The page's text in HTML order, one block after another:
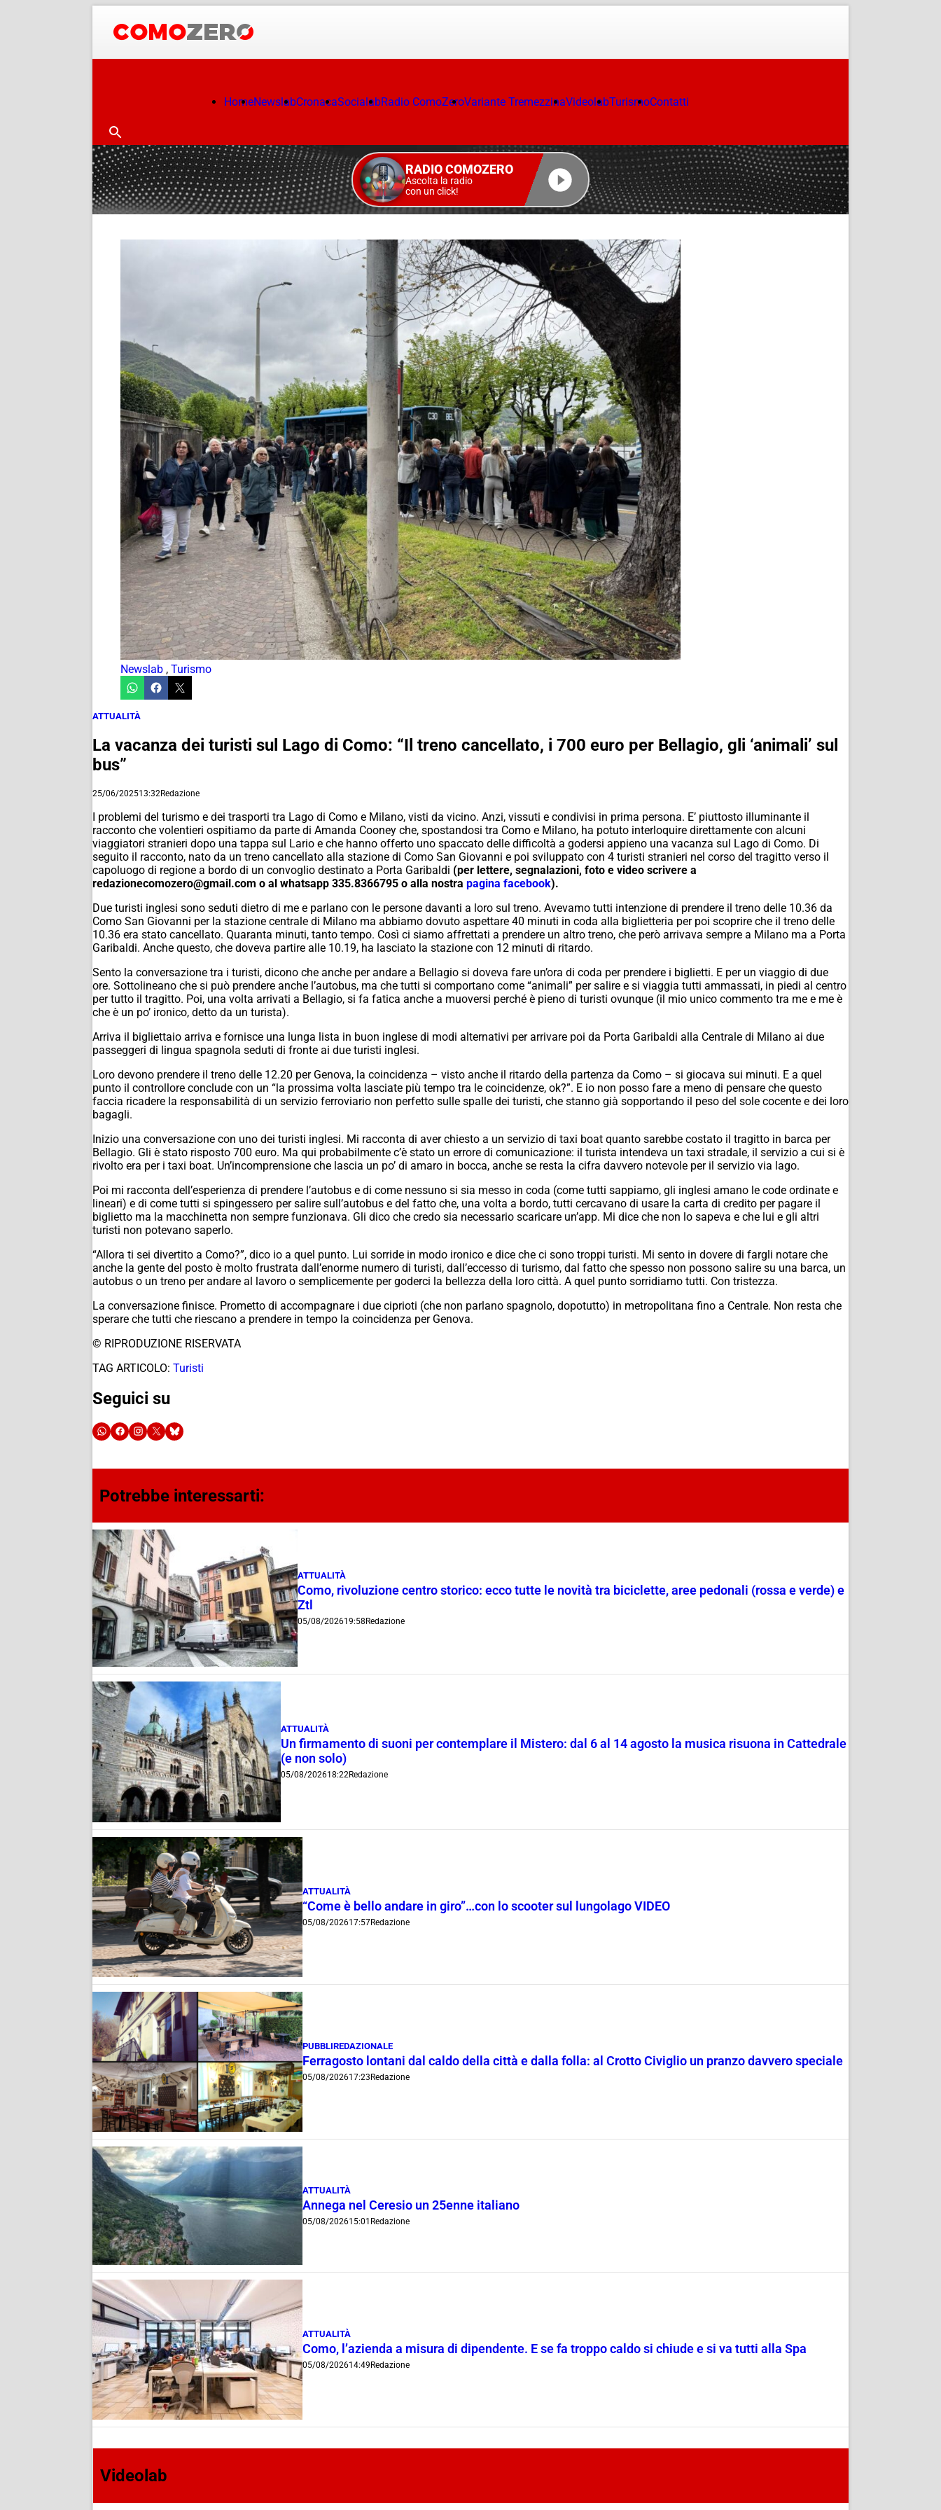
HomeNewslabCronacaSocialabRadio ComoZeroVariante TremezzinaVideolabTurismoContatti
RADIO COMOZERO
Ascolta la radio
con un click!
Newslab , Turismo
ATTUALITÀ
La vacanza dei turisti sul Lago di Como: “Il treno cancellato, i 700 euro per Bellagio, gli ‘animali’ sul
bus”
25/06/202513:32Redazione
I problemi del turismo e dei trasporti tra Lago di Como e Milano, visti da vicino. Anzi, vissuti e condivisi in prima persona. E’ piuttosto illuminante il
racconto che volentieri ospitiamo da parte di Amanda Cooney che, spostandosi tra Como e Milano, ha potuto interloquire direttamente con alcuni
viaggiatori stranieri dopo una tappa sul Lario e che hanno offerto uno spaccato delle difficoltà a godersi appieno una vacanza sul Lago di Como. Di
seguito il racconto, nato da un treno cancellato alla stazione di Como San Giovanni e poi sviluppato con 4 turisti stranieri nel corso del tragitto verso il
capoluogo di regione a bordo di un convoglio destinato a Porta Garibaldi (per lettere, segnalazioni, foto e video scrivere a
redazionecomozero@gmail.com o al whatsapp 335.8366795 o alla nostra pagina facebook).
Due turisti inglesi sono seduti dietro di me e parlano con le persone davanti a loro sul treno. Avevamo tutti intenzione di prendere il treno delle 10.36 da
Como San Giovanni per la stazione centrale di Milano ma abbiamo dovuto aspettare 40 minuti in coda alla biglietteria per poi scoprire che il treno delle
10.36 era stato cancellato. Quaranta minuti, tanto tempo. Così ci siamo affrettati a prendere un altro treno, che però arrivava sempre a Milano ma a Porta
Garibaldi. Anche questo, che doveva partire alle 10.19, ha lasciato la stazione con 12 minuti di ritardo.
Sento la conversazione tra i turisti, dicono che anche per andare a Bellagio si doveva fare un’ora di coda per prendere i biglietti. E per un viaggio di due
ore. Sottolineano che si può prendere anche l’autobus, ma che tutti si comportano come “animali” per salire e si viaggia tutti ammassati, in piedi al centro
per tutto il tragitto. Poi, una volta arrivati a Bellagio, si fa fatica anche a muoversi perché è pieno di turisti ovunque (il mio unico commento tra me e me è
che è un po’ ironico, detto da un turista).
Arriva il bigliettaio arriva e fornisce una lunga lista in buon inglese di modi alternativi per arrivare poi da Porta Garibaldi alla Centrale di Milano ai due
passeggeri di lingua spagnola seduti di fronte ai due turisti inglesi.
Loro devono prendere il treno delle 12.20 per Genova, la coincidenza – visto anche il ritardo della partenza da Como – si giocava sui minuti. E a quel
punto il controllore conclude con un “la prossima volta lasciate più tempo tra le coincidenze, ok?”. E io non posso fare a meno di pensare che questo
faccia ricadere la responsabilità di un servizio ferroviario non perfetto sulle spalle dei turisti, che stanno già sopportando il peso del sole cocente e dei loro
bagagli.
Inizio una conversazione con uno dei turisti inglesi. Mi racconta di aver chiesto a un servizio di taxi boat quanto sarebbe costato il tragitto in barca per
Bellagio. Gli è stato risposto 700 euro. Ma qui probabilmente c’è stato un errore di comunicazione: il turista intendeva un taxi stradale, il servizio a cui si è
rivolto era per i taxi boat. Un’incomprensione che lascia un po’ di amaro in bocca, anche se resta la cifra davvero notevole per il servizio via lago.
Poi mi racconta dell’esperienza di prendere l’autobus e di come nessuno si sia messo in coda (come tutti sappiamo, gli inglesi amano le code ordinate e
lineari) e di come tutti si spingessero per salire sull’autobus e del fatto che, una volta a bordo, tutti cercavano di usare la carta di credito per pagare il
biglietto ma la macchinetta non sempre funzionava. Gli dico che credo sia necessario scaricare un’app. Mi dice che non lo sapeva e che lui e gli altri
turisti non potevano saperlo.
“Allora ti sei divertito a Como?”, dico io a quel punto. Lui sorride in modo ironico e dice che ci sono troppi turisti. Mi sento in dovere di fargli notare che
anche la gente del posto è molto frustrata dall’enorme numero di turisti, dall’eccesso di turismo, dal fatto che spesso non possono salire su una barca, un
autobus o un treno per andare al lavoro o semplicemente per goderci la bellezza della loro città. A quel punto sorridiamo tutti. Con tristezza.
La conversazione finisce. Prometto di accompagnare i due ciprioti (che non parlano spagnolo, dopotutto) in metropolitana fino a Centrale. Non resta che
sperare che tutti che riescano a prendere in tempo la coincidenza per Genova.
© RIPRODUZIONE RISERVATA
TAG ARTICOLO: Turisti
Seguici su
Potrebbe interessarti:
ATTUALITÀ
Como, rivoluzione centro storico: ecco tutte le novità tra biciclette, aree pedonali (rossa e verde) e
Ztl
05/08/202619:58Redazione
ATTUALITÀ
Un firmamento di suoni per contemplare il Mistero: dal 6 al 14 agosto la musica risuona in Cattedrale
(e non solo)
05/08/202618:22Redazione
ATTUALITÀ
“Come è bello andare in giro”…con lo scooter sul lungolago VIDEO
05/08/202617:57Redazione
PUBBLIREDAZIONALE
Ferragosto lontani dal caldo della città e dalla folla: al Crotto Civiglio un pranzo davvero speciale
05/08/202617:23 Redazione
ATTUALITÀ
Annega nel Ceresio un 25enne italiano
05/08/202615:01 Redazione
ATTUALITÀ
Como, l’azienda a misura di dipendente. E se fa troppo caldo si chiude e si va tutti alla Spa
05/08/202614:49 Redazione
Videolab